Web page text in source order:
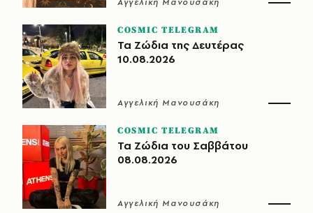
COSMIC TELEGRAM
Τα Ζώδια της Δευτέρας
10.08.2026
Αγγελική Μανουσάκη
COSMIC TELEGRAM
Τα Ζώδια του Σαββάτου
08.08.2026
Αγγελική Μανουσάκη